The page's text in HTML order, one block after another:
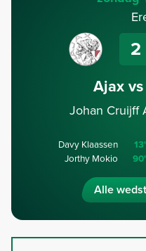
2
Ajax
Johan Cruijff
Davy Klaassen
13'
Jorthy Mokio
90'
Alle